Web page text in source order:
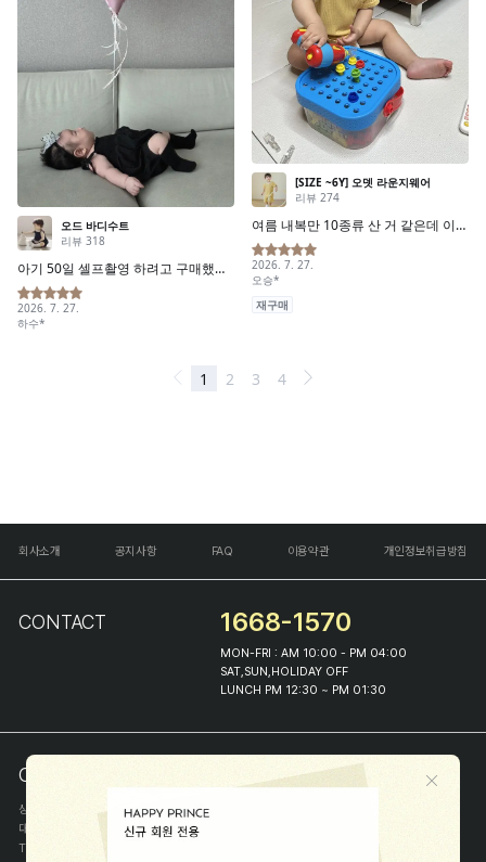
회사소개 공지사항 FAQ 이용약관 개인정보취급방침
CONTACT 1668-1570
MON-FRI : AM 10:00 - PM 04:00
SAT,SUN,HOLIDAY OFF
LUNCH PM 12:30 ~ PM 01:30
COMPANY INFO
상호
(주)해피프린스
대표
이화진
TEL